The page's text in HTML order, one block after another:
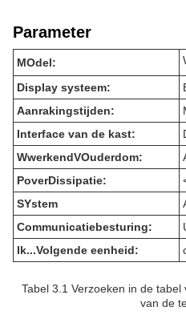
Parameter
MOdel:
Display systeem:
Aanrakingstijden:
Interface van de kast:
WwerkendVOuderdom:
PoverDissipatie:
SYstem
Communicatiebesturing:
Ik...Volgende eenheid:
Tabel 3.1 Verzoeken in de
van de